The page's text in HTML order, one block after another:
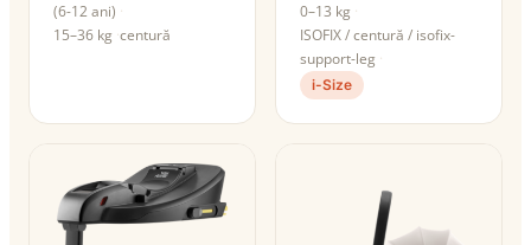
(6-12 ani)
15–36 kg centură
0–13 kg
ISOFIX / centură / isofix-
support-leg
i-Size